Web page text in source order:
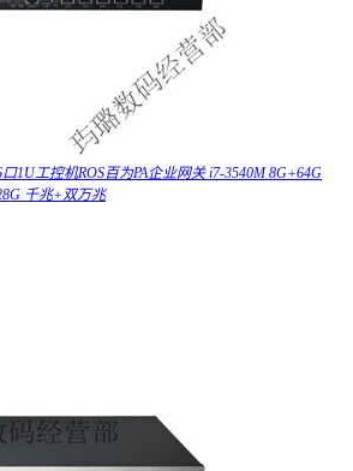
1U工控机ROS百为PA企业网关 i7-3540M 8G+64G
千兆+双万兆